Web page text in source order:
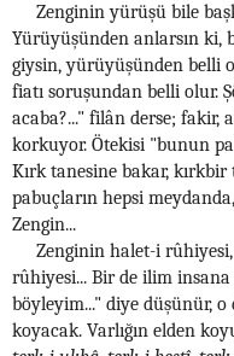
Zenginin yürüşü bile
Yürüyüşünden anlarsın ki,
giysin, yürüyüşünden belli
fiatı soruşundan belli olur.
acaba?..." filân derse; fakir,
korkuyor. Ötekisi "bunun
Kırk tanesine bakar,
pabuçların hepsi
Zengin...
Zenginin halet-i
rûhiyesi... Bir de ilim
böyleyim..." diye düşünür,
koyacak. Varlığın elden